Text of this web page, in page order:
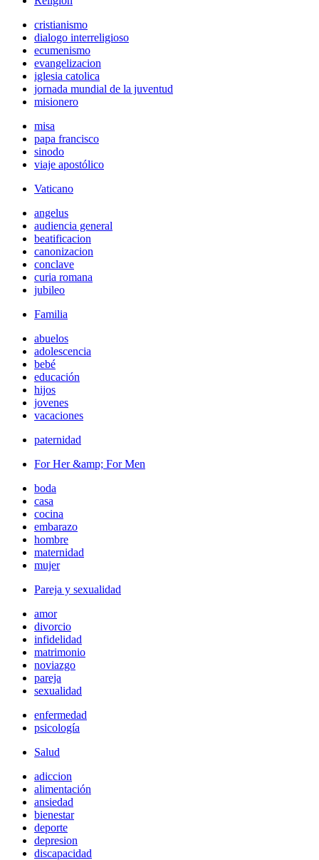
cristianismo
dialogo interreligioso
ecumenismo
evangelizacion
iglesia catolica
jornada mundial de la juventud
misionero
misa
papa francisco
sinodo
viaje apostólico
Vaticano
angelus
audiencia general
beatificacion
canonizacion
conclave
curia romana
jubileo
Familia
abuelos
adolescencia
bebé
educación
hijos
jovenes
vacaciones
paternidad
For Her &amp; For Men
boda
casa
cocina
embarazo
hombre
maternidad
mujer
Pareja y sexualidad
amor
divorcio
infidelidad
matrimonio
noviazgo
pareja
sexualidad
enfermedad
psicología
Salud
adiccion
alimentación
ansiedad
bienestar
deporte
depresion
discapacidad